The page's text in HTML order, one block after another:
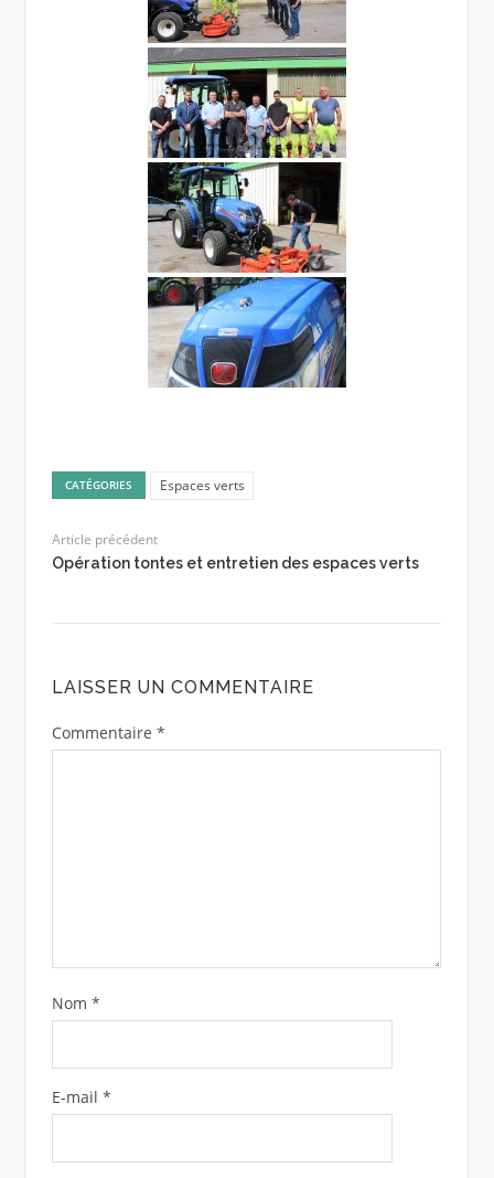
CATÉGORIES Espaces verts
Article précédent
Opération tontes et entretien des espaces verts
LAISSER UN COMMENTAIRE
Commentaire *
Nom *
E-mail *